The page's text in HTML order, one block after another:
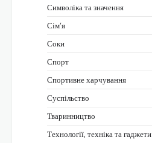
Символіка та значення
Сім’я
Соки
Спорт
Спортивне харчування
Суспільство
Тваринництво
Технології, техніка та гаджети